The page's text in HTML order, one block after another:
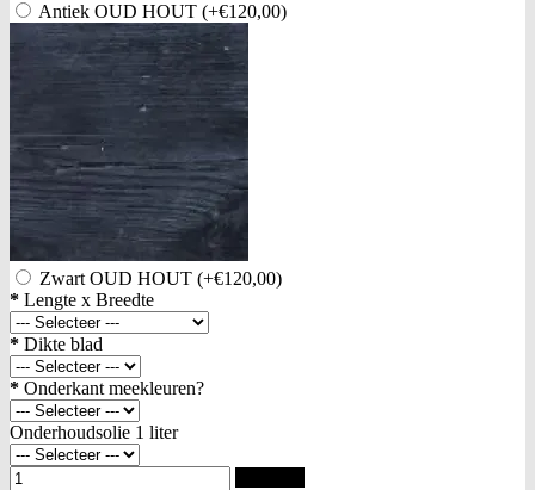
Antiek OUD HOUT (+€120,00)
Zwart OUD HOUT (+€120,00)
* Lengte x Breedte
* Dikte blad
* Onderkant meekleuren?
Onderhoudsolie 1 liter